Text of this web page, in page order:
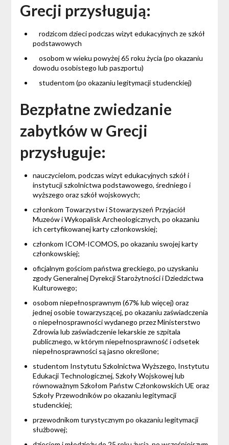
Grecji przysługują:
rodzicom dzieci podczas wizyt edukacyjnych ze szkół
podstawowych
osobom w wieku powyżej 65 roku życia (po okazaniu
dowodu osobistego lub paszportu)
studentom (po okazaniu legitymacji studenckiej)
Bezpłatne zwiedzanie
zabytków w Grecji
przysługuje:
nauczycielom, podczas wizyt edukacyjnych szkół i
instytucji szkolnictwa podstawowego, średniego i
wyższego oraz szkół wojskowych;
członkom Towarzystw i Stowarzyszeń Przyjaciół
Muzeów i Wykopalisk Archeologicznych, po okazaniu
ich certyfikowanej karty członkowskiej;
członkom ICOM-ICOMOS, po okazaniu swojej karty
członkowskiej;
oficjalnym gościom państwa greckiego, po uzyskaniu
zgody Generalnej Dyrekcji Starożytności i Dziedzictwa
Kulturowego;
osobom niepełnosprawnym (67% lub więcej) oraz
jednej osobie towarzyszącej, po okazaniu zaświadczenia
o niepełnosprawności wydanego przez Ministerstwo
Zdrowia lub zaświadczenie lekarskie ze szpitala
publicznego, w którym niepełnosprawność i odsetek
niepełnosprawności są jasno określone;
studentom Instytutu Szkolnictwa Wyższego, Instytutu
Edukacji Technologicznej, Szkoły Wojskowej lub
równoważnym Szkołom Państw Członkowskich UE oraz
Szkoły Przewodników po okazaniu legitymacji
studenckiej;
przewodnikom turystycznym po okazaniu legitymacji
służbowej;